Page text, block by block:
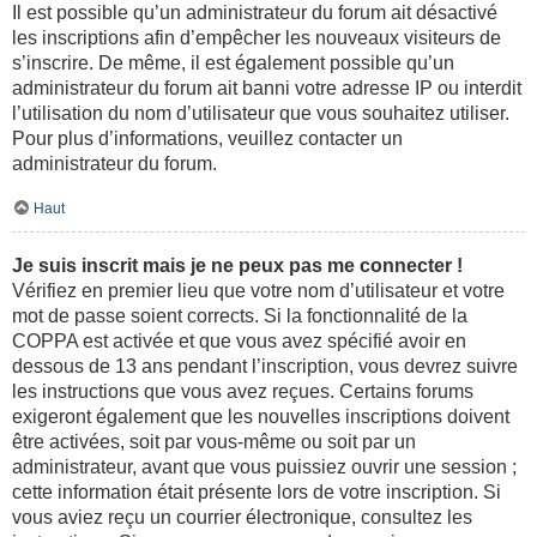
Il est possible qu’un administrateur du forum ait désactivé
les inscriptions afin d’empêcher les nouveaux visiteurs de
s’inscrire. De même, il est également possible qu’un
administrateur du forum ait banni votre adresse IP ou interdit
l’utilisation du nom d’utilisateur que vous souhaitez utiliser.
Pour plus d’informations, veuillez contacter un
administrateur du forum.
Haut
Je suis inscrit mais je ne peux pas me connecter !
Vérifiez en premier lieu que votre nom d’utilisateur et votre
mot de passe soient corrects. Si la fonctionnalité de la
COPPA est activée et que vous avez spécifié avoir en
dessous de 13 ans pendant l’inscription, vous devrez suivre
les instructions que vous avez reçues. Certains forums
exigeront également que les nouvelles inscriptions doivent
être activées, soit par vous-même ou soit par un
administrateur, avant que vous puissiez ouvrir une session ;
cette information était présente lors de votre inscription. Si
vous aviez reçu un courrier électronique, consultez les